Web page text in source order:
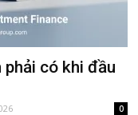
có khi đầu
0